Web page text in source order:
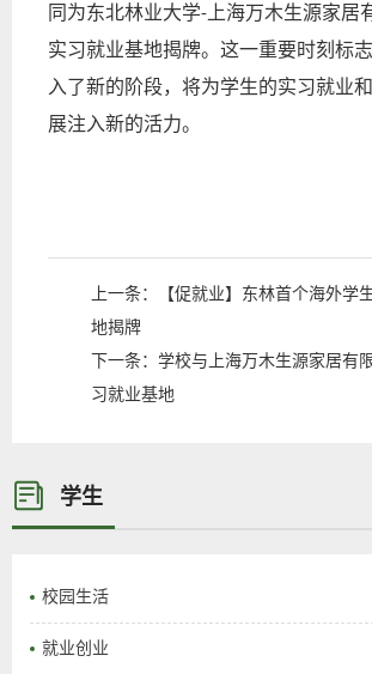
同为东北林业大学- 上海万木生源家居
实习就业基地揭牌。这一重要时刻标
入了新的阶段，将为学生的实习就业
展注入新的活力。
上一条：
【促就业】东林首个海外学
地揭牌
下一条： 学校与上海万木生源家居有
习就业基地
学生
校园生活
就业创业